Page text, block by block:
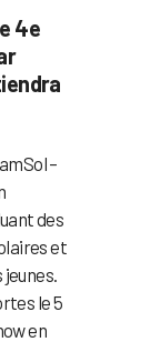
4e
–
des
et
le 5
en